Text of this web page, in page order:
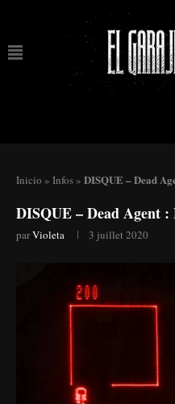
Inicio » Infos » DISQUE – Dead
DISQUE – Dead Agent
parVioleta 3 juillet 2020